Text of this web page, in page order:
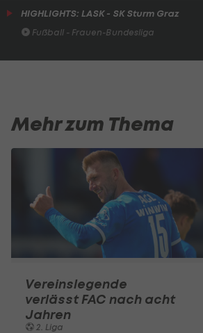
HIGHLIGHTS: LASK - SK Sturm Graz
Fußball - Frauen-Bundesliga
Mehr zum Thema
Vereinslegende
verlässt FAC nach acht
Jahren
2. Liga